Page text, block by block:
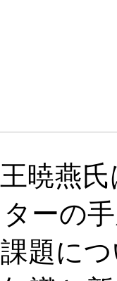
暁燕
ーの
題に